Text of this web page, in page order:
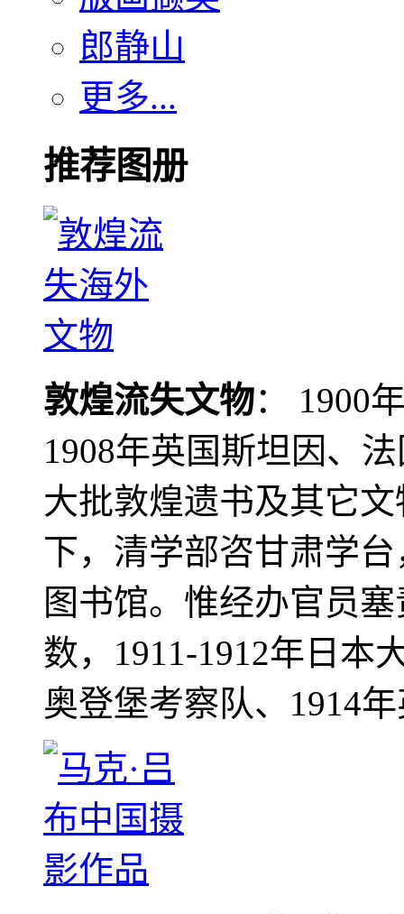
郎静山
更多...
推荐图册
敦煌流失文物： 1900
1908年英国斯坦因、
大批敦煌遗书及其它
下，清学部咨甘肃学
图书馆。惟经办官员
数，1911-1912年日本
奥登堡考察队、1914